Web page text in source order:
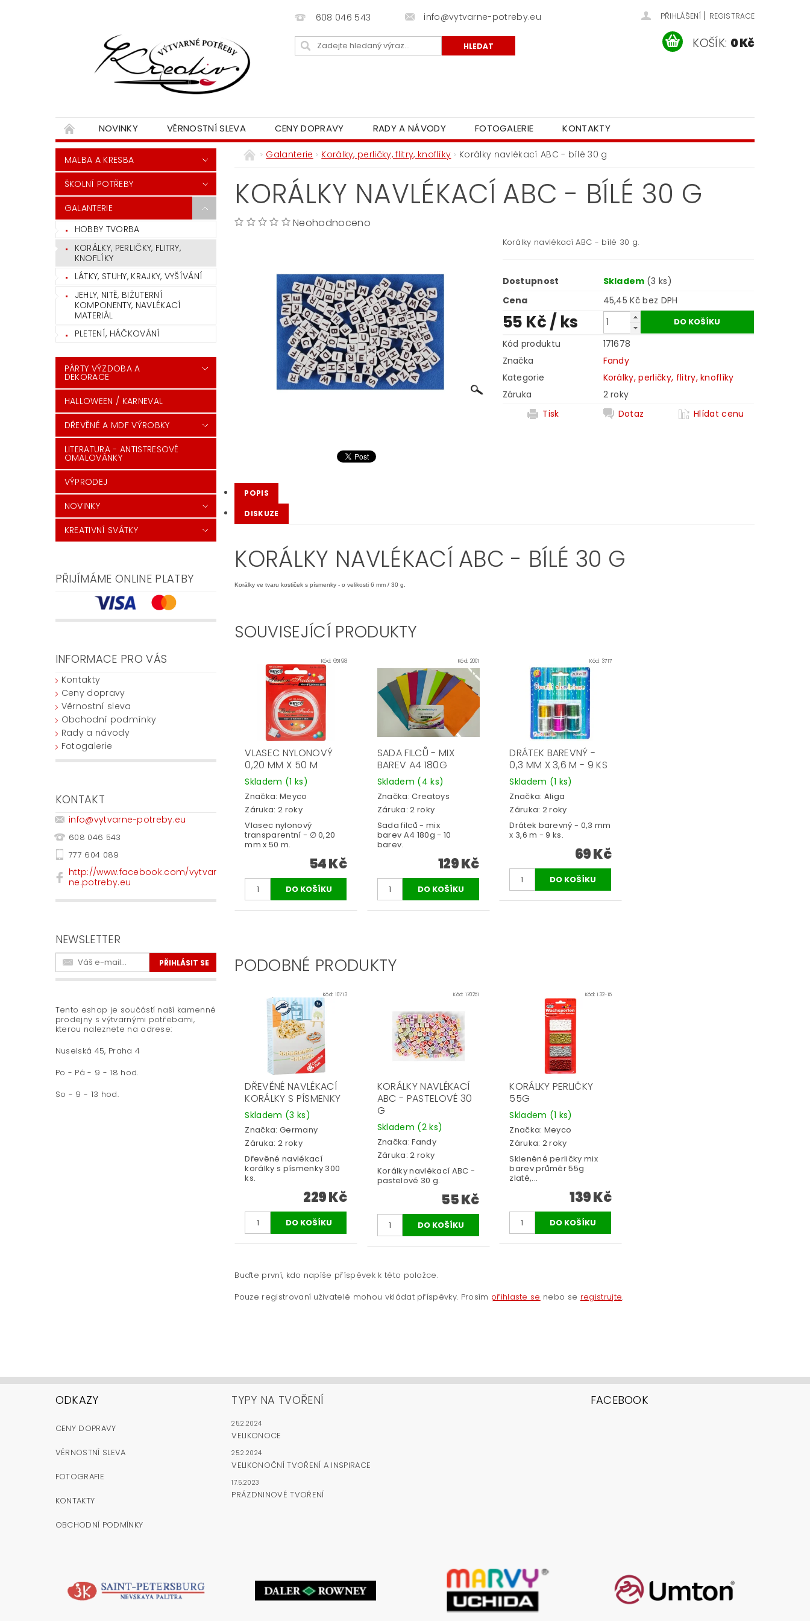
608 046 543 info@vytvarne-potreby.eu PŘIHLÁŠENÍ | REGISTRACE
KOŠÍK: 0 Kč
NOVINKY VĚRNOSTNÍ SLEVA CENY DOPRAVY RADY A NÁVODY FOTOGALERIE KONTAKTY
MALBA A KRESBA
ŠKOLNÍ POTŘEBY
GALANTERIE
HOBBY TVORBA
KORÁLKY, PERLIČKY, FLITRY,
KNOFLÍKY
LÁTKY, STUHY, KRAJKY, VYŠÍVÁNÍ
JEHLY, NITĚ, BIŽUTERNÍ
KOMPONENTY, NAVLÉKACÍ
MATERIÁL
PLETENÍ, HÁČKOVÁNÍ
PÁRTY VÝZDOBA A
DEKORACE
HALLOWEEN / KARNEVAL
DŘEVĚNÉ A MDF VÝROBKY
LITERATURA - ANTISTRESOVÉ
OMALOVÁNKY
VÝPRODEJ
NOVINKY
KREATIVNÍ SVÁTKY
PŘIJÍMÁME ONLINE PLATBY
INFORMACE PRO VÁS
Kontakty
Ceny dopravy
Věrnostní sleva
Obchodní podmínky
Rady a návody
Fotogalerie
KONTAKT
info@vytvarne-potreby.eu
608 046 543
777 604 089
http://www.facebook.com/vytvar
ne.potreby.eu
NEWSLETTER
Tento eshop je součástí naší kamenné
prodejny s výtvarnými potřebami,
kterou naleznete na adrese:
Nuselská 45, Praha 4
Po - Pá - 9 - 18 hod.
So - 9 - 13 hod.
Galanterie Korálky, perličky, flitry, knoflíky Korálky navlékací ABC - bílé 30 g
KORÁLKY NAVLÉKACÍ ABC - BÍLÉ 30 G
Neohodnoceno
Korálky navlékací ABC - bílé 30 g.
Dostupnost Skladem (3 ks)
Cena
45,45 Kč bez DPH
55 Kč/ ks
Kód produktu
171678
Značka
Fandy
Kategorie
Korálky, perličky, flitry, knoflíky
Záruka
2 roky
Tisk
Dotaz Hlídat cenu
POPIS
DISKUZE
KORÁLKY NAVLÉKACÍ ABC - BÍLÉ 30 G
Korálky ve tvaru kostiček s písmenky - o velikosti 6 mm / 30 g.
SOUVISEJÍCÍ PRODUKTY
Kód: 65198
VLASEC NYLONOVÝ
0,20 MM X 50 M
Skladem (1 ks)
Značka: Meyco
Záruka: 2 roky
Vlasec nylonový
transparentní - ∅ 0,20
mm x 50 m.
54 Kč
Kód: 2001
SADA FILCŮ - MIX
BAREV A4 180G
Skladem (4 ks)
Značka:Creatoys
Záruka: 2 roky
Sada filců - mix
barev A4 180g - 10
barev.
129 Kč
Kód: 3717
DRÁTEK BAREVNÝ -
0,3 MM X 3,6 M - 9 KS
Skladem (1 ks)
Značka: Aliga
Záruka: 2 roky
Drátek barevný - 0,3 mm
x 3,6 m - 9 ks.
69 Kč
PODOBNÉ PRODUKTY
Kód: 10713
DŘEVĚNÉ NAVLÉKACÍ
KORÁLKY S PÍSMENKY
Skladem (3 ks)
Značka: Germany
Záruka: 2 roky
Dřevěné navlékací
korálky s písmenky 300
ks.
229 Kč
Kód: 170251
KORÁLKY NAVLÉKACÍ
ABC - PASTELOVÉ 30
G
Skladem (2 ks)
Značka:Fandy
Záruka: 2 roky
Korálky navlékací ABC -
pastelové 30 g.
55 Kč
Kód:132-15
KORÁLKY PERLIČKY
55G
Skladem (1 ks)
Značka: Meyco
Záruka: 2 roky
Skleněné perličky mix
barev průměr 55g
zlaté,...
139 Kč
Buďte první, kdo napíše příspěvek k této položce.
Pouze registrovaní uživatelé mohou vkládat příspěvky. Prosím přihlaste se nebo se registrujte.
ODKAZY
CENY DOPRAVY
VĚRNOSTNÍ SLEVA
FOTOGRAFIE
KONTAKTY
OBCHODNÍ PODMÍNKY
TYPY NA TVOŘENÍ
25.2.2024
VELIKONOCE
25.2.2024
VELIKONOČNÍ TVOŘENÍ A INSPIRACE
17.5.2023
PRÁZDNINOVÉ TVOŘENÍ
FACEBOOK